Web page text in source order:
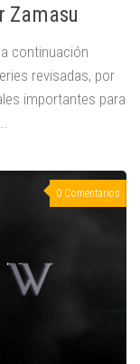
Zamasu
continuación
revisadas, por
importantes para
0 Comentarios